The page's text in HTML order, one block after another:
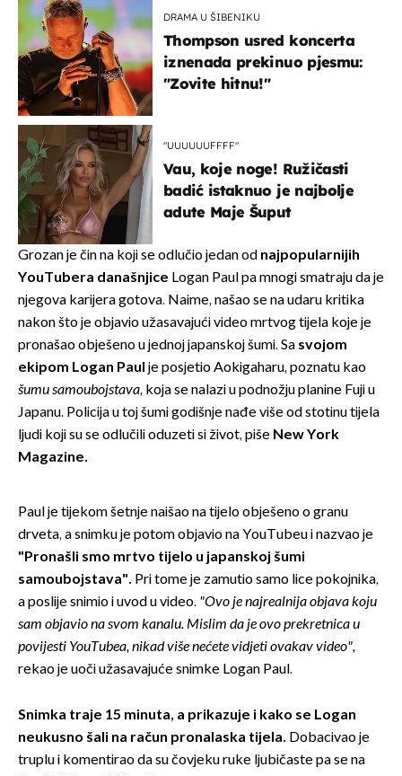
DRAMA U ŠIBENIKU
Thompson usred koncerta
iznenada prekinuo pjesmu:
"Zovite hitnu!"
"UUUUUUFFFF"
Vau, koje noge! Ružičasti
badić istaknuo je najbolje
adute Maje Šuput
Grozan je čin na koji se odlučio jedan od najpopularnijih
YouTubera današnjice Logan Paul pa mnogi smatraju da je
njegova karijera gotova. Naime, našao se na udaru kritika
nakon što je objavio užasavajući video mrtvog tijela koje je
pronašao obješeno u jednoj japanskoj šumi. Sa svojom
ekipom Logan Paul je posjetio Aokigaharu, poznatu kao
šumu samoubojstava, koja se nalazi u podnožju planine Fuji u
Japanu. Policija u toj šumi godišnje nađe više od stotinu tijela
ljudi koji su se odlučili oduzeti si život, piše New York
Magazine.
Paul je tijekom šetnje naišao na tijelo obješeno o granu
drveta, a snimku je potom objavio na YouTubeu i nazvao je
"Pronašli smo mrtvo tijelo u japanskoj šumi
samoubojstava". Pri tome je zamutio samo lice pokojnika,
a poslije snimio i uvod u video. "Ovo je najrealnija objava koju
sam objavio na svom kanalu. Mislim da je ovo prekretnica u
povijesti YouTubea, nikad više nećete vidjeti ovakav video",
rekao je uoči užasavajuće snimke Logan Paul.
Snimka traje 15 minuta, a prikazuje i kako se Logan
neukusno šali na račun pronalaska tijela. Dobacivao je
truplu i komentirao da su čovjeku ruke ljubičaste pa se na